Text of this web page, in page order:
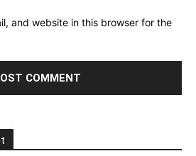
and website in this browser for the